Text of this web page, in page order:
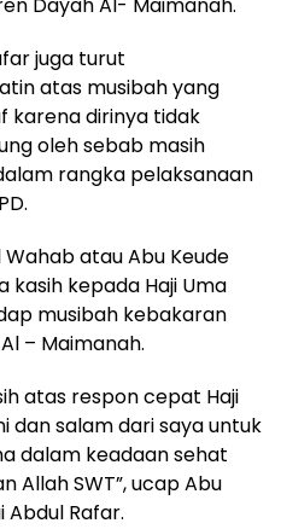
Dayah Al- Maimanah.
juga turut
atas musibah yang
karena dirinya tidak
oleh sebab masih
rangka pelaksanaan
atau Abu Keude
kepada Haji Uma
musibah kebakaran
– Maimanah.
atas respon cepat Haji
dan salam dari saya untuk
dalam keadaan sehat
Allah SWT”, ucap Abu
Rafar.